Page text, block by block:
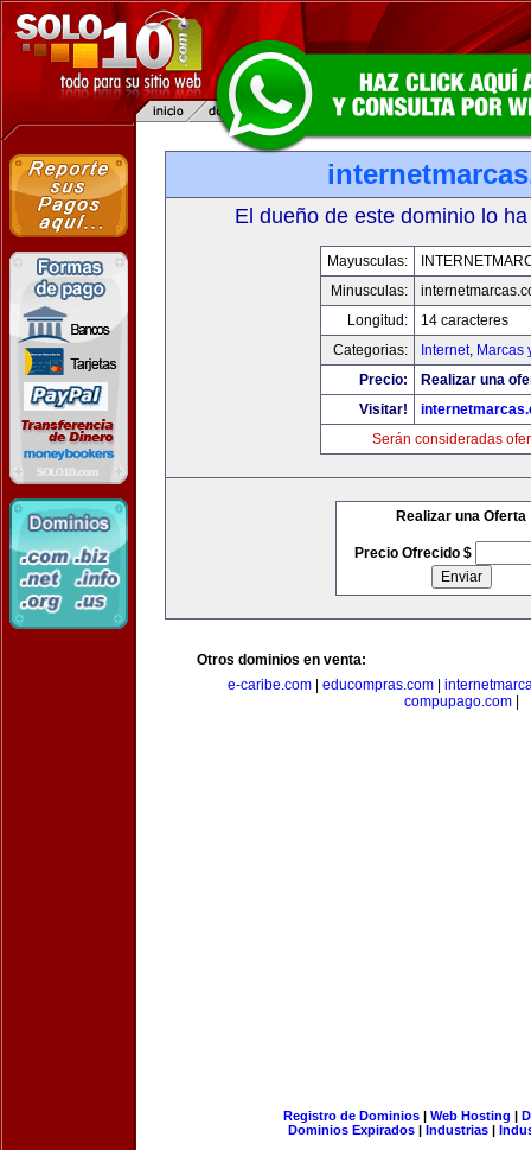
El dueño de este dominio lo
Mayusculas:
Minusculas:
Longitud:
14 caracteres
Categorias:
Internet, Marcas
Precio:
Realizar una
Visitar!
Serán consideradas
Realizar una Oferta
Precio Ofrecido $
Otros dominios en venta:
e-caribe.com| educompras.com|
compupago.com|
Registro de Dominios| Web Hosting |
Dominios Expirados | Industrias |